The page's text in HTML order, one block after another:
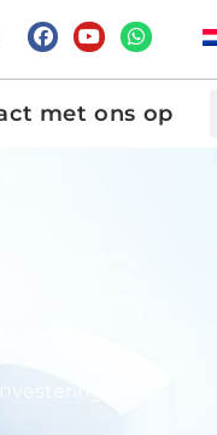
met ons op